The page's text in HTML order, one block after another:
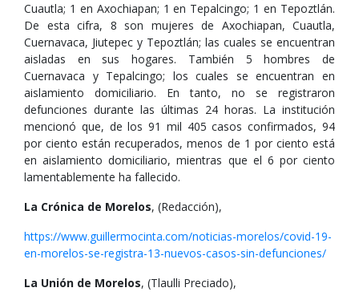
Cuautla; 1 en Axochiapan; 1 en Tepalcingo; 1 en Tepoztlán.
De esta cifra, 8 son mujeres de Axochiapan, Cuautla,
Cuernavaca, Jiutepec y Tepoztlán; las cuales se encuentran
aisladas en sus hogares. También 5 hombres de
Cuernavaca y Tepalcingo; los cuales se encuentran en
aislamiento domiciliario. En tanto, no se registraron
defunciones durante las últimas 24 horas. La institución
mencionó que, de los 91 mil 405 casos confirmados, 94
por ciento están recuperados, menos de 1 por ciento está
en aislamiento domiciliario, mientras que el 6 por ciento
lamentablemente ha fallecido.
La Crónica de Morelos, (Redacción),
https://www.guillermocinta.com/noticias-morelos/covid-19-
en-morelos-se-registra-13-nuevos-casos-sin-defunciones/
La Unión de Morelos, (Tlaulli Preciado),